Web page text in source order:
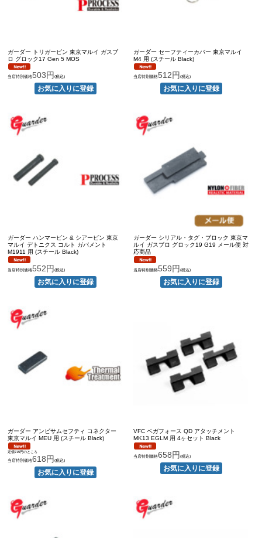
ガーダー トリガーピン 東京マルイ ガスブ
ロ グロック17 Gen 5 MOS
当店特別価格503円(税込)
ガーダー セーフティーカバー 東京マルイ
M4 用 (スチール Black)
当店特別価格512円(税込)
ガーダー ハンマーピン & シアーピン 東京
マルイ デトニクス コルト ガバメント
M1911 用 (スチール Black)
当店特別価格552円(税込)
ガーダー シリアル・タグ・ブロック 東京マ
ルイ ガスブロ グロック19 G19 メール便 対
応商品
当店特別価格559円(税込)
ガーダー アンビサムセフティ コネクター
東京マルイ MEU 用 (スチール Black)
定価715円のところ
当店特別価格618円(税込)
VFC ベガフォース QD アタッチメント
MK13 EGLM 用 4ヶセット Black
当店特別価格658円(税込)